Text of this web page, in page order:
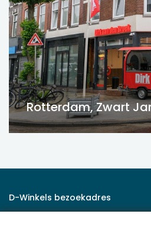
Rotterdam, Zwart
D-Winkels bezoekadres
Rijksstraatweg 47